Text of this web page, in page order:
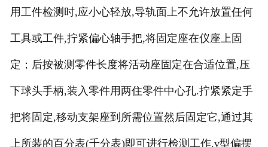
用工件检测时,应小心轻放,导轨面上不允许放置任何
工具或工件,拧紧偏心轴手把,将固定座在仪座上固
定；后按被测零件长度将活动座固定在合适位置,压
下球头手柄,装入零件用两住零件中心孔.拧紧紧定手
把将固定,移动支架座到所需位置然后固定它,通过其
上所装的百分表(千分表)即可进行检测工作.v型偏摆